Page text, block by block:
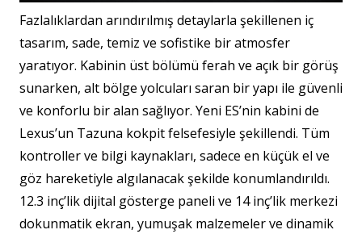
Fazlalıklardan arındırılmış detaylarla şekillenen iç
tasarım, sade, temiz ve sofistike bir atmosfer
yaratıyor. Kabinin üst bölümü ferah ve açık bir görüş
sunarken, alt bölge yolcuları saran bir yapı ile güvenli
ve konforlu bir alan sağlıyor. Yeni ES’nin kabini de
Lexus’un Tazuna kokpit felsefesiyle şekillendi. Tüm
kontroller ve bilgi kaynakları, sadece en küçük el ve
göz hareketiyle algılanacak şekilde konumlandırıldı.
12.3 inç’lik dijital gösterge paneli ve 14 inç’lik merkezi
dokunmatik ekran, yumuşak malzemeler ve dinamik